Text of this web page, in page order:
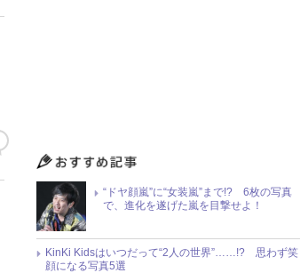
“ドヤ顔嵐”に“女装嵐”まで!? 6枚の写真
で、進化を遂げた嵐を目撃せよ！
KinKi Kidsはいつだって“2人の世界”……!? 思わず笑
顔になる写真5選